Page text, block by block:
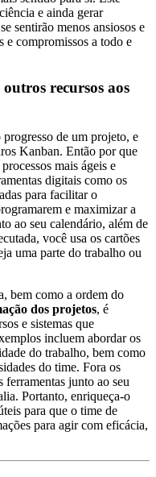
e ainda gerar
sentirão menos ansiosos e
e compromissos a todo e
recursos aos
de um projeto, e
Kanban. Então por que
mais ágeis e
digitais como os
para facilitar o
e maximizar a
ao seu calendário, além de
você usa os cartões
uma parte do trabalho ou
bem como a ordem do
dos projetos, é
e sistemas que
incluem abordar os
do trabalho, bem como
do time. Fora os
ferramentas junto ao seu
Portanto, enriqueça-o
para que o time de
para agir com eficácia,